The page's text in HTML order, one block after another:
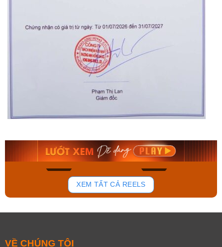
179
Orient Nam RA-
Mua ngay
Casio Nam MTS-
Mua ngay
XEM TẤT CẢ REELS
VỀ CHÚNG TÔI